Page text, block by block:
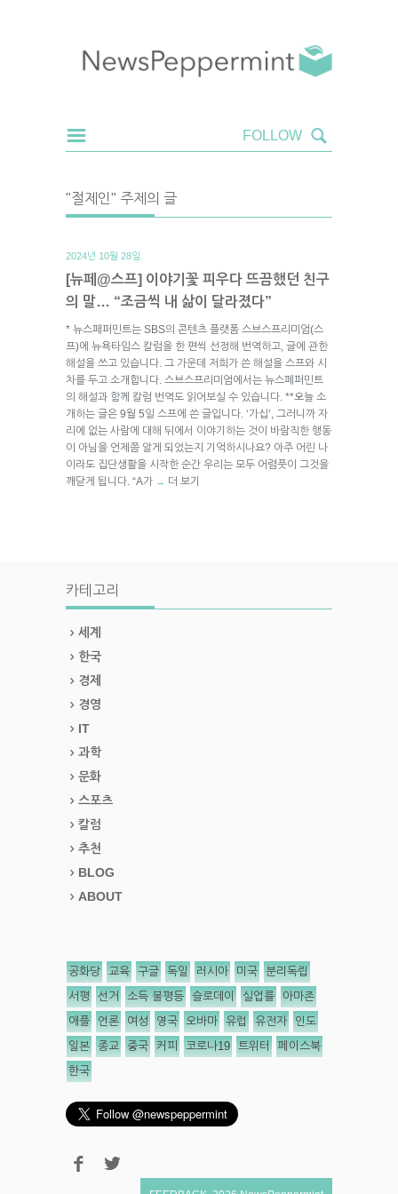
"절제인" 주제의 글
2024년 10월 28일.
[뉴페@스프] 이야기꽃 피우다 뜨끔했던 친구
의 말… “조금씩 내 삶이 달라졌다”
* 뉴스페퍼민트는 SBS의 콘텐츠 플랫폼 스브스프리미엄(스
프)에 뉴욕타임스 칼럼을 한 편씩 선정해 번역하고, 글에 관한
해설을 쓰고 있습니다. 그 가운데 저희가 쓴 해설을 스프와 시
차를 두고 소개합니다. 스브스프리미엄에서는 뉴스페퍼민트
의 해설과 함께 칼럼 번역도 읽어보실 수 있습니다. **오늘 소
개하는 글은 9월 5일 스프에 쓴 글입니다. ‘가십’, 그러니까 자
리에 없는 사람에 대해 뒤에서 이야기하는 것이 바람직한 행동
이 아님을 언제쯤 알게 되었는지 기억하시나요? 아주 어린 나
이라도 집단생활을 시작한 순간 우리는 모두 어렴풋이 그것을
깨닫게 됩니다. “A가 → 더 보기
카테고리
세계
한국
경제
경영
IT
과학
문화
스포츠
칼럼
추천
BLOG
ABOUT
공화당 교육 구글 독일 러시아 미국 분리독립
서평 선거 소득 불평등 슬로데이 실업률 아마존
애플 언론 여성 영국 오바마 유럽 유전자 인도
일본 종교 중국 커피 코로나19 트위터 페이스북
한국